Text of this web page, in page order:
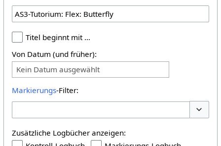
Titel beginnt mit …
Von Datum (und früher):
Kein Datum ausgewählt
Markierungs-Filter:
Zusätzliche Logbücher anzeigen: